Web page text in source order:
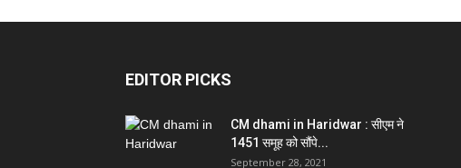
EDITOR PICKS
CM dhami in Haridwar : सीएम ने
1451 समूह को सौंपे...
September 28, 2021